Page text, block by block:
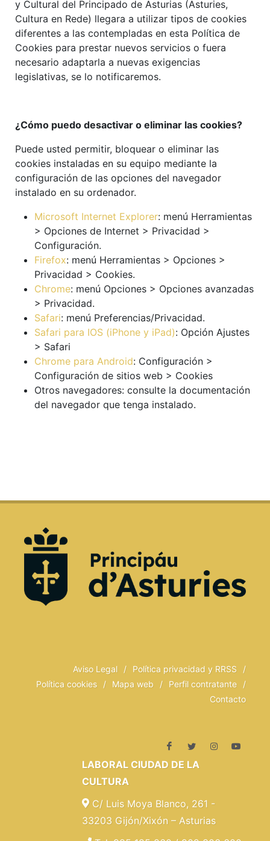
y Cultural del Principado de Asturias (Asturies,
Cultura en Rede) llegara a utilizar tipos de cookies
diferentes a las contempladas en esta Política de
Cookies para prestar nuevos servicios o fuera
necesario adaptarla a nuevas exigencias
legislativas, se lo notificaremos.
¿Cómo puedo desactivar o eliminar las cookies?
Puede usted permitir, bloquear o eliminar las
cookies instaladas en su equipo mediante la
configuración de las opciones del navegador
instalado en su ordenador.
Microsoft Internet Explorer: menú Herramientas
> Opciones de Internet > Privacidad >
Configuración.
Firefox: menú Herramientas > Opciones >
Privacidad > Cookies.
Chrome: menú Opciones > Opciones avanzadas
> Privacidad.
Safari: menú Preferencias/Privacidad.
Safari para IOS (iPhone y iPad): Opción Ajustes
> Safari
Chrome para Android: Configuración >
Configuración de sitios web > Cookies
Otros navegadores: consulte la documentación
del navegador que tenga instalado.
Aviso Legal / Política privacidad y RRSS
/
Política cookies
/ Mapa web / Perfil contratante
/
Contacto
LABORAL CIUDAD DE LA
CULTURA
C/ Luis Moya Blanco, 261 -
33203 Gijón/Xixón – Asturias